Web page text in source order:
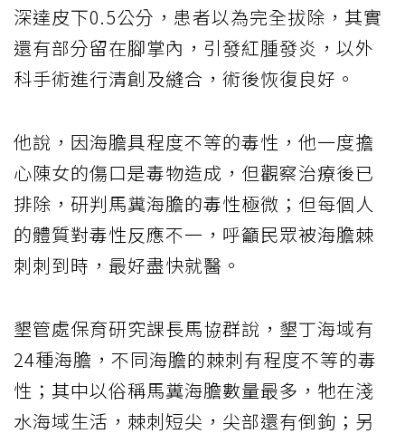
深達皮下0.5公分，患者以為完全拔除，其實
還有部分留在腳掌內，引發紅腫發炎，以外
科手術進行清創及縫合，術後恢復良好。
他說，因海膽具程度不等的毒性，他一度擔
心陳女的傷口是毒物造成，但觀察治療後已
排除，研判馬糞海膽的毒性極微；但每個人
的體質對毒性反應不一，呼籲民眾被海膽棘
刺刺到時，最好盡快就醫。
墾管處保育研究課長馬協群說，墾丁海域有
24種海膽，不同海膽的棘刺有程度不等的毒
性；其中以俗稱馬糞海膽數量最多，牠在淺
水海域生活，棘刺短尖，尖部還有倒鉤；另